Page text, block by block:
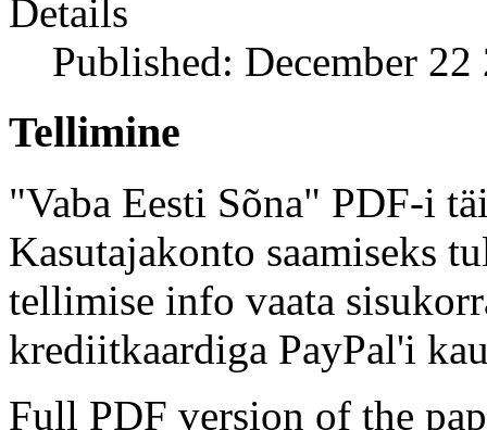
Details
Published: December 22
Tellimine
"Vaba Eesti Sõna" PDF-i
Kasutajakonto saamiseks
tellimise info vaata
krediitkaardiga PayPal'i
Full PDF version of the